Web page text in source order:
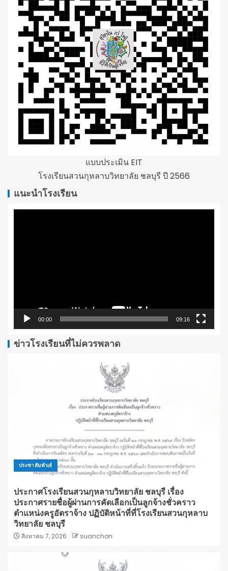
แบบประเมิน EIT
โรงเรียนสวนกุหลาบวิทยาลัย ชลบุรี ปี 2566
แนะนำโรงเรียน
00:00 09:16
ข่าวโรงเรียนที่ไม่ควรพลาด
ประชาสัมพันธ์
ประกาศโรงเรียนสวนกุหลาบวิทยาลัย ชลบุรี เรื่อง
ประกาศรายชื่อผู้ผ่านการคัดเลือกเป็นลูกจ้างชั่วคราว
ตำแหน่งครูอัตราจ้าง ปฏิบัติหน้าที่ที่โรงเรียนสวนกุหลาบ
วิทยาลัย ชลบุรี
สิงหาคม 7, 2026 suanchon